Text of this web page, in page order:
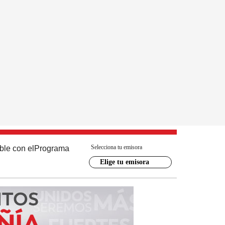
con el Programa Selecciona tu emisora
Elige tu emisora